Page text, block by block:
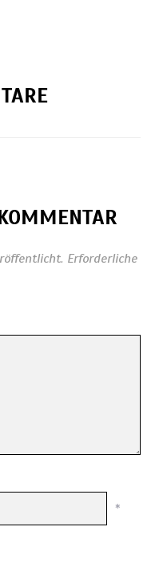
Erforderliche
*